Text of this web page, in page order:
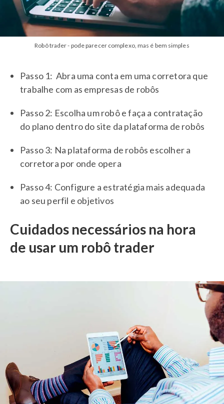
Robô trader - pode parecer complexo, mas é bem simples
Passo 1: Abra uma conta em uma corretora que
trabalhe com as empresas de robôs
Passo 2: Escolha um robô e faça a contratação
do plano dentro do site da plataforma de robôs
Passo 3: Na plataforma de robôs escolher a
corretora por onde opera
Passo 4: Configure a estratégia mais adequada
ao seu perfil e objetivos
Cuidados necessários na hora
de usar um robô trader